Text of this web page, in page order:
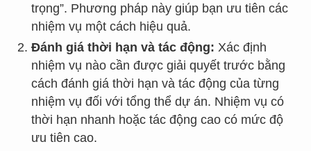
trọng”. Phương pháp này giúp bạn ưu tiên các
nhiệm vụ một cách hiệu quả.
Đánh giá thời hạn và tác động: Xác định
nhiệm vụ nào cần được giải quyết trước bằng
cách đánh giá thời hạn và tác động của từng
nhiệm vụ đối với tổng thể dự án. Nhiệm vụ có
thời hạn nhanh hoặc tác động cao có mức độ
ưu tiên cao.